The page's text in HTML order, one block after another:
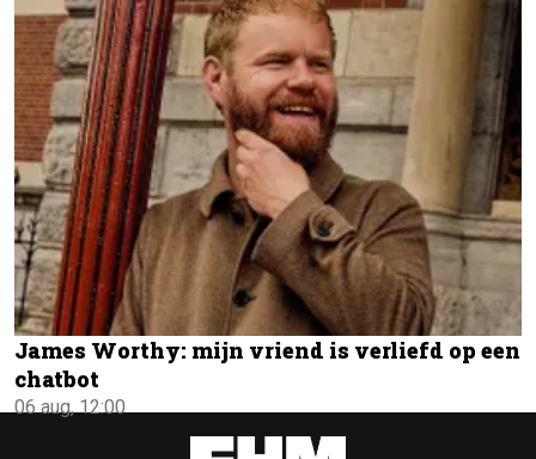
James Worthy: mijn vriend is verliefd op een
chatbot
06 aug, 12:00